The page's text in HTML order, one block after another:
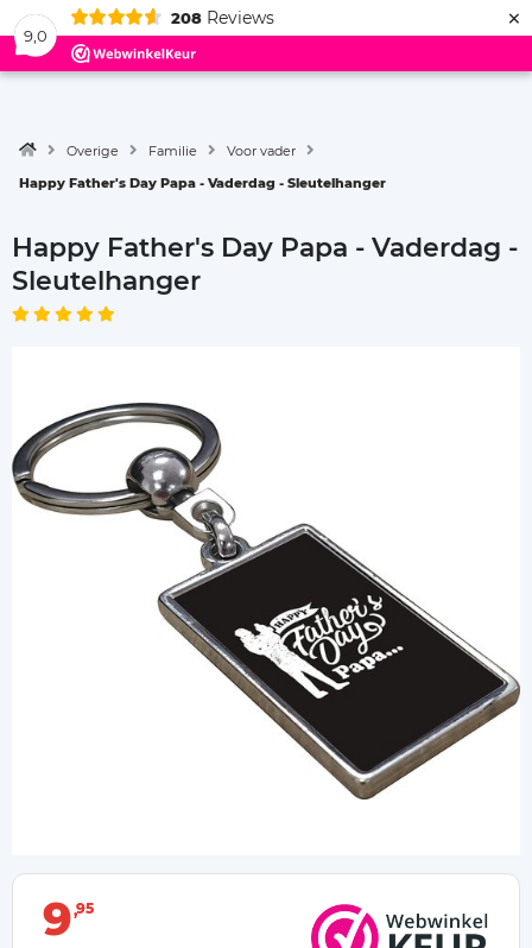
9,0
208 Reviews ×
Menu
Overige Familie
Voor vader
Happy Father's Day Papa - Vaderdag - Sleutelhanger
Happy Father's Day Papa - Vaderdag -
Sleutelhanger
9 95